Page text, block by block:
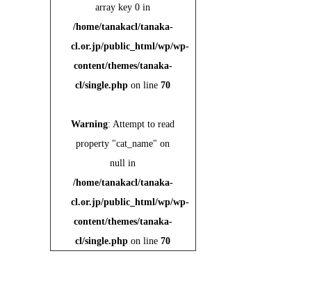
array key 0 in
/home/tanakacl/tanaka-
cl.or.jp/public_html/wp/wp-
content/themes/tanaka-
cl/single.php on line70
Warning: Attempt to read
property "cat_name" on
null in
/home/tanakacl/tanaka-
cl.or.jp/public_html/wp/wp-
content/themes/tanaka-
cl/single.php on line70